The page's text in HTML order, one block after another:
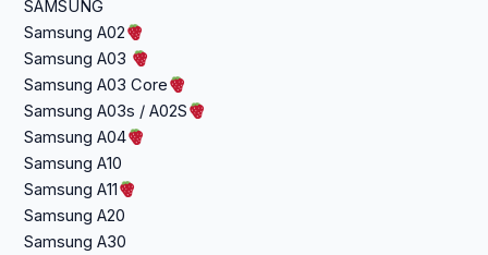
SAMSUNG
Samsung A02
Samsung A03
Samsung A03 Core
Samsung A03s / A02S
Samsung A04
Samsung A10
Samsung A11
Samsung A20
Samsung A30